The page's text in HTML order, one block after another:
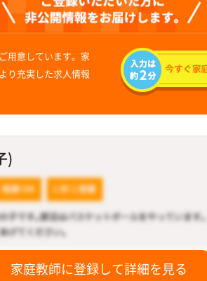
用意しています。家
り充実した求人情報
)
家庭教師に登録して詳細を見る